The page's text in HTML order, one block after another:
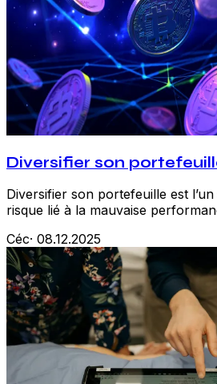
Diversifier son
Diversifier son portefeuille est
risque lié à la mauvaise
Céc· 08.12.2025